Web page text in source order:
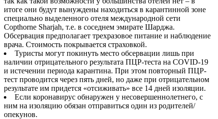
итоге они будут вынуждены находиться в карантинной зоне
специально выделенного отеля международной сети
Copthorne Sharjah, т.е. в соседнем эмирате Шарджа.
Обсервация предполагает трехразовое питание и наблюдение
врача. Стоимость покрывается страховкой.
Туристы могут покинуть место обсервации лишь при
наличии отрицательного результата ПЦР-теста на COVID-19
и истечении периода карантина. При этом повторный ПЦР-
тест проводится через пять дней, но даже при отрицательном
результате им придется «отсиживать» все 14 дней изоляции.
Если коронавирус обнаружен у несовершеннолетнего, с
ним на изоляцию обязан отправиться один из родителей/
опекунов.